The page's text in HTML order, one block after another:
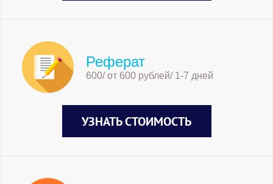
Реферат
600/ от 600 рублей/ 1-7 дней
УЗНАТЬ СТОИМОСТЬ